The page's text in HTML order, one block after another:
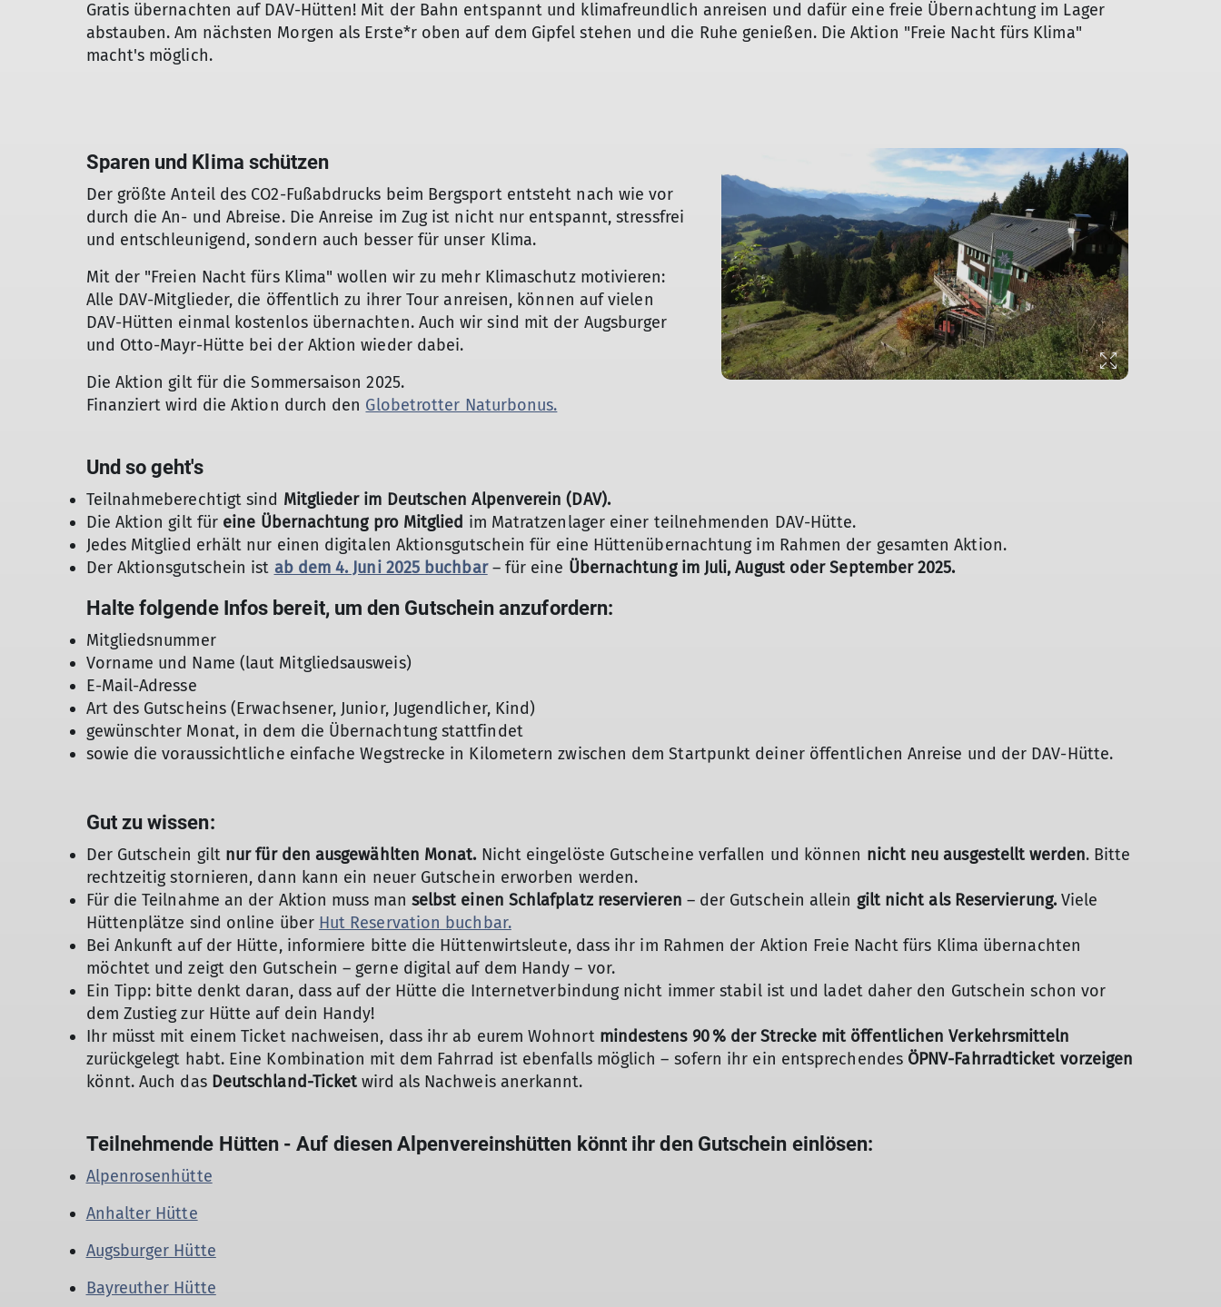
Gratis übernachten auf DAV-Hütten! Mit der Bahn entspannt und klimafreundlich anreisen und dafür eine freie Übernachtung im Lager
abstauben. Am nächsten Morgen als Erste*r oben auf dem Gipfel stehen und die Ruhe genießen. Die Aktion "Freie Nacht fürs Klima"
macht's möglich.
Sparen und Klima schützen
Der größte Anteil des CO2-Fußabdrucks beim Bergsport entsteht nach wie vor
durch die An- und Abreise. Die Anreise im Zug ist nicht nur entspannt, stressfrei
und entschleunigend, sondern auch besser für unser Klima.
Mit der "Freien Nacht fürs Klima" wollen wir zu mehr Klimaschutz motivieren:
Alle DAV-Mitglieder, die öffentlich zu ihrer Tour anreisen, können auf vielen
DAV-Hütten einmal kostenlos übernachten. Auch wir sind mit der Augsburger
und Otto-Mayr-Hütte bei der Aktion wieder dabei.
Die Aktion gilt für die Sommersaison 2025.
Finanziert wird die Aktion durch den Globetrotter Naturbonus.
© DAV/Petra Wiedemann
Und so geht's
Teilnahmeberechtigt sind Mitglieder im Deutschen Alpenverein (DAV).
Die Aktion gilt für eine Übernachtung pro Mitglied im Matratzenlager einer teilnehmenden DAV-Hütte.
Jedes Mitglied erhält nur einen digitalen Aktionsgutschein für eine Hüttenübernachtung im Rahmen der gesamten Aktion.
Der Aktionsgutschein ist ab dem 4. Juni 2025 buchbar– für eine Übernachtung im Juli, August oder September 2025.
Halte folgende Infos bereit, um den Gutschein anzufordern:
Mitgliedsnummer
Vorname und Name (laut Mitgliedsausweis)
E-Mail-Adresse
Art des Gutscheins (Erwachsener, Junior, Jugendlicher, Kind)
gewünschter Monat, in dem die Übernachtung stattfindet
sowie die voraussichtliche einfache Wegstrecke in Kilometern zwischen dem Startpunkt deiner öffentlichen Anreise und der DAV-Hütte.
Gut zu wissen:
Der Gutschein gilt nur für den ausgewählten Monat. Nicht eingelöste Gutscheine verfallen und können nicht neu ausgestellt werden. Bitte
rechtzeitig stornieren, dann kann ein neuer Gutschein erworben werden.
Für die Teilnahme an der Aktion muss man selbst einen Schlafplatz reservieren – der Gutschein allein gilt nicht als Reservierung.Viele
Hüttenplätze sind online über Hut Reservation buchbar.
Bei Ankunft auf der Hütte, informiere bitte die Hüttenwirtsleute, dass ihr im Rahmen der Aktion Freie Nacht fürs Klima übernachten
möchtet und zeigt den Gutschein – gerne digital auf dem Handy – vor.
Ein Tipp: bitte denkt daran, dass auf der Hütte die Internetverbindung nicht immer stabil ist und ladet daher den Gutschein schon vor
dem Zustieg zur Hütte auf dein Handy!
Ihr müsst mit einem Ticket nachweisen, dass ihr ab eurem Wohnort mindestens 90 % der Strecke mit öffentlichen Verkehrsmitteln
zurückgelegt habt. Eine Kombination mit dem Fahrrad ist ebenfalls möglich – sofern ihr ein entsprechendes ÖPNV-Fahrradticket vorzeigen
könnt. Auch das Deutschland-Ticket wird als Nachweis anerkannt.
Teilnehmende Hütten - Auf diesen Alpenvereinshütten könnt ihr den Gutschein einlösen:
Alpenrosenhütte
Anhalter Hütte
Augsburger Hütte
Bayreuther Hütte